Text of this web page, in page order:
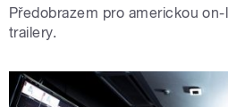
Předobrazem pro americkou
trailery.